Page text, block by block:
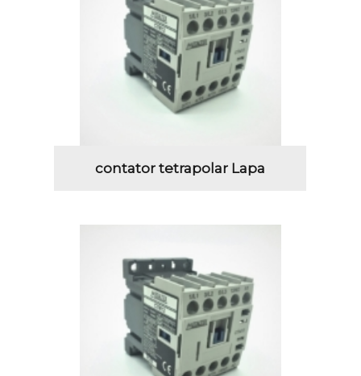
contator tetrapolar Lapa